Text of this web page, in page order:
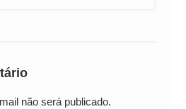
não será publicado.